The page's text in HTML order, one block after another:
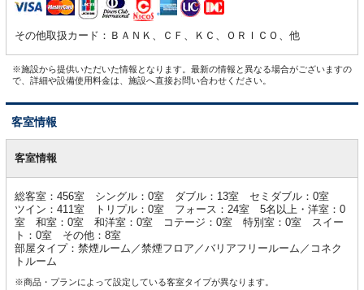
その他取扱カード：ＢＡＮＫ、ＣＦ、ＫＣ、ＯＲＩＣＯ、他
※施設から提供いただいた情報となります。最新の情報と異なる場合がございますの
で、詳細や設備使用料金は、施設へ直接お問い合わせください。
客室情報
室客室情報
総客室：456室 シングル：0室 ダブル：13室 セミダブル：0室
ツイン：411室 トリプル：0室 フォース：24室 5名以上・洋室：0
室 和室：0室 和洋室：0室 コテージ：0室 特別室：0室 スイー
ト：0室 その他：8室
部屋タイプ：禁煙ルーム／禁煙フロア／バリアフリールーム／コネク
トルーム
※商品・プランによって設定している客室タイプが異なります。